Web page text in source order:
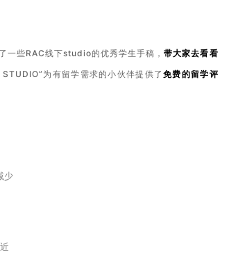
一些RAC线下studio的优秀学生手稿，带大家去看看
STUDIO”为有留学需求的小伙伴提供了免费的留学评
少